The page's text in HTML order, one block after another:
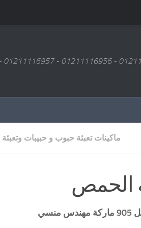
ماكينات تعبئة حبوب و حبيبات
الحمص
مهندس منسي